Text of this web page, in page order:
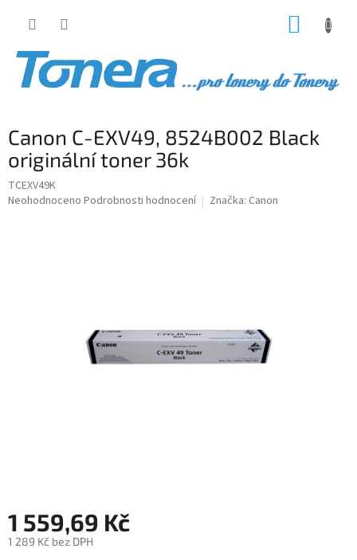
Canon C-EXV49, 8524B002 Black
originální toner 36k
TCEXV49K
Průměrné
Neohodnoceno Podrobnosti hodnocení Značka: Canon
1 559,69 Kč
1 289 Kč bez DPH